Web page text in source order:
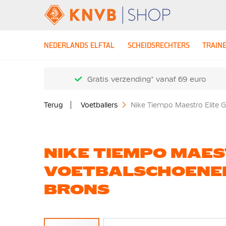
NEDERLANDS ELFTAL SCHEIDSRECHTERS
Gratis verzending* vanaf 69 euro
Terug Voetballers Nike Tiempo Maestro Elite
NIKE TIEMPO
BRONS
Ga